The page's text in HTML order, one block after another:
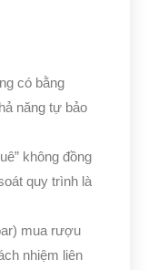
có bằng
năng tự bảo
không đồng
quy trình là
mua rượu
nhiệm liên